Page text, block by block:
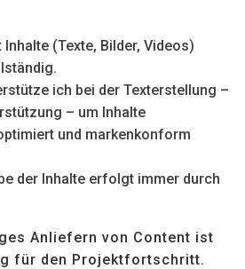
(Texte, Bilder, Videos)
ich bei der Texterstellung –
– um Inhalte
und markenkonform
der Inhalte erfolgt immer durch
Anliefern von Content ist
für den Projektfortschritt.